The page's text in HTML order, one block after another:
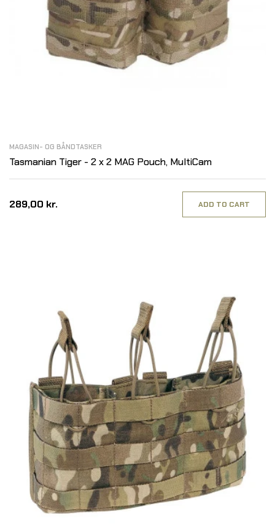
MAGASIN- OG BÅNDTASKER
Tasmanian Tiger - 2 x 2 MAG Pouch, MultiCam
289,00 kr. ADD TO CART